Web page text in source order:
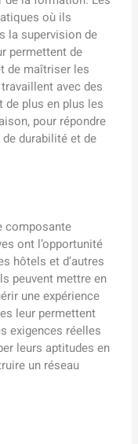
où ils
la supervision de
permettent de
de maîtriser les
avec des
de plus en plus les
pour répondre
durabilité et de
composante
ont l’opportunité
hôtels et d’autres
peuvent mettre en
une expérience
leur permettent
exigences réelles
leurs aptitudes en
un réseau